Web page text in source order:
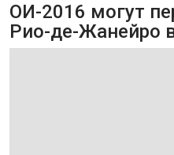
ОИ-2016 могут
Рио-де-Жанейро